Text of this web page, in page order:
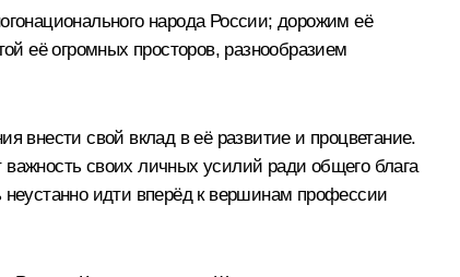
народа России; дорожим её
её огромных просторов, разнообразием
внести свой вклад в её развитие и процветание.
своих личных усилий ради общего блага
неустанно идти вперёд к вершинам профессии